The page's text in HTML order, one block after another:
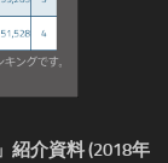
紹介資料 (2018年